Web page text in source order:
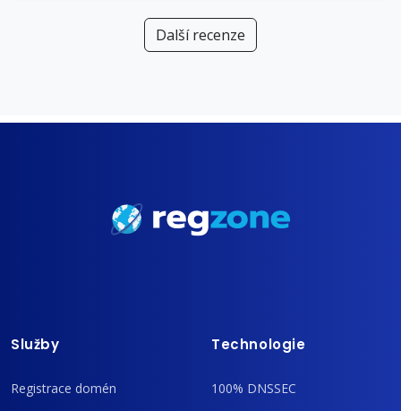
Další recenze
Služby
Registrace domén
Technologie
100% DNSSEC